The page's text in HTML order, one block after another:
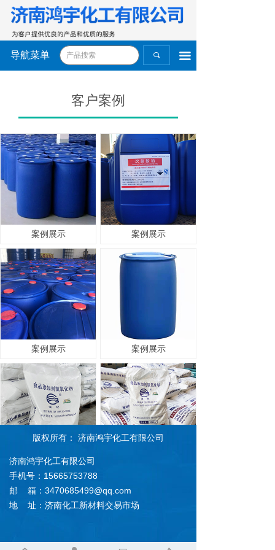
끠 끀
导航菜单
客户案例
案例展示 案例展示
案例展示 案例展示
案例展示
上一页 1 / 1
济南鸿宇化工有限公司
手机号：15665753788
邮 箱：3470685499@qq.com
地 址：济南化工新材料交易市场
版权所有： 济南鸿宇化工有限公司